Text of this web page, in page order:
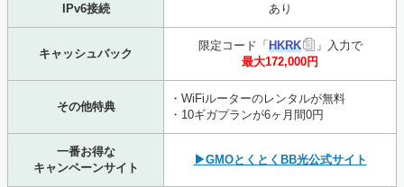
IPv6接続 あり
キャッシュバック
限定コード「 HKRK
」入力で
最大172,000円
その他特典
・WiFiルーターのレンタルが無料
・10ギガプランが6ヶ月間0円
一番お得な
キャンペーンサイト
▶GMOとくとくBB光公式サイト